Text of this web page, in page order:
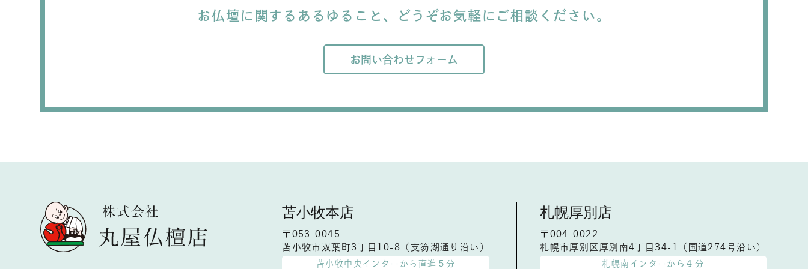
お仏壇に関するあるゆること、 どうぞお気軽にご相談ください。
お問い合わせフォーム
苫小牧本店
〒053-0045
苫小牧市双葉町3丁目10-8（支笏湖通り沿い）
苫小牧中央インターから直進５分
札幌厚別店
〒004-0022
札幌市厚別区厚別南4丁目34-1（国道274号沿い）
札幌南インターから４分